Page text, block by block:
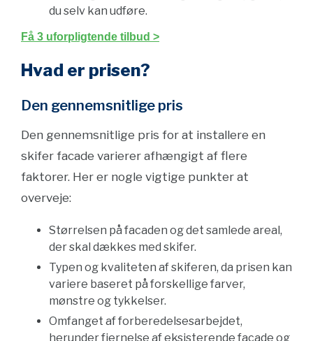
du selv kan udføre.
Få 3 uforpligtende tilbud >
Hvad er prisen?
Den gennemsnitlige pris
Den gennemsnitlige pris for at installere en
skifer facade varierer afhængigt af flere
faktorer. Her er nogle vigtige punkter at
overveje:
Størrelsen på facaden og det samlede areal,
der skal dækkes med skifer.
Typen og kvaliteten af skiferen, da prisen kan
variere baseret på forskellige farver,
mønstre og tykkelser.
Omfanget af forberedelsesarbejdet,
herunder fjernelse af eksisterende facade og